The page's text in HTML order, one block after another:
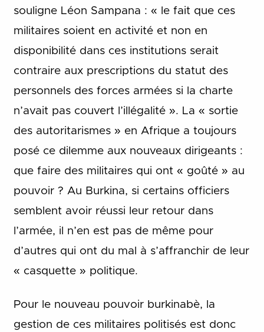
souligne Léon Sampana : « le fait que ces
militaires soient en activité et non en
disponibilité dans ces institutions serait
contraire aux prescriptions du statut des
personnels des forces armées si la charte
n’avait pas couvert l’illégalité ». La « sortie
des autoritarismes » en Afrique a toujours
posé ce dilemme aux nouveaux dirigeants :
que faire des militaires qui ont « goûté » au
pouvoir ? Au Burkina, si certains officiers
semblent avoir réussi leur retour dans
l’armée, il n’en est pas de même pour
d’autres qui ont du mal à s’affranchir de leur
« casquette » politique.
Pour le nouveau pouvoir burkinabè, la
gestion de ces militaires politisés est donc